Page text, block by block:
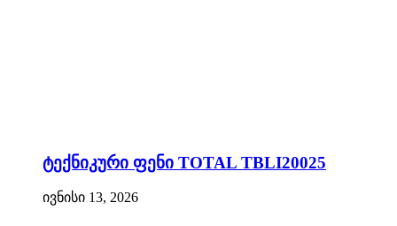
ტექნიკური ფენი TOTAL TBLI20025
ივნისი 13, 2026